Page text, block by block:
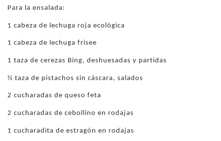
Para la ensalada:
1 cabeza de lechuga roja ecológica
1 cabeza de lechuga frisee
1 taza de cerezas Bing, deshuesadas y partidas
½ taza de pistachos sin cáscara, salados
2 cucharadas de queso feta
2 cucharadas de cebollino en rodajas
1 cucharadita de estragón en rodajas